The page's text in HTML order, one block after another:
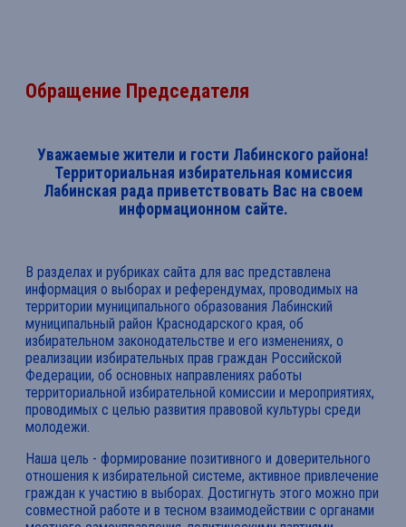
Обращение Председателя
Уважаемые жители и гости Лабинского района!
Территориальная избирательная комиссия
Лабинская рада приветствовать Вас на своем
информационном сайте.
В разделах и рубриках сайта для вас представлена
информация о выборах и референдумах, проводимых на
территории муниципального образования Лабинский
муниципальный район Краснодарского края, об
избирательном законодательстве и его изменениях, о
реализации избирательных прав граждан Российской
Федерации, об основных направлениях работы
территориальной избирательной комиссии и мероприятиях,
проводимых с целью развития правовой культуры среди
молодежи.
Наша цель - формирование позитивного и доверительного
отношения к избирательной системе, активное привлечение
граждан к участию в выборах. Достигнуть этого можно при
совместной работе и в тесном взаимодействии с органами